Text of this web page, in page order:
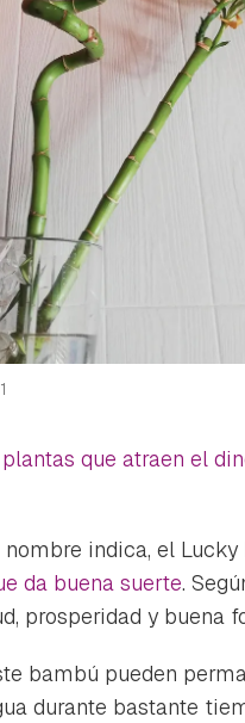
como favorito, primero
que atraen el
indica, el
da buena suerte.
prosperidad y buena
bambú pueden
durante bastante
enviado
suscribirte a nuestro